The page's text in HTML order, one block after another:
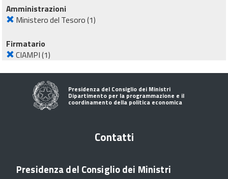
Amministrazioni
Ministero del Tesoro(1)
Firmatario
CIAMPI(1)
Presidenza del Consiglio dei Ministri
Dipartimento per la programmazione e il
coordinamento della politica economica
Contatti
Presidenza del Consiglio dei Ministri